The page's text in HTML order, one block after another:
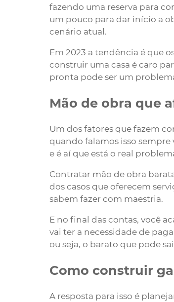
fazendo uma reserva para
um pouco para dar início a
cenário atual.
Em 2023 a tendência é que
construir uma casa é caro
pronta pode ser um
Mão de obra que
Um dos fatores que fazem
quando falamos isso
e é aí que está o real
Contratar mão de obra
dos casos que oferecem
sabem fazer com maestria.
E no final das contas, você
vai ter a necessidade de
ou seja, o barato que pode
Como construir
A resposta para isso é